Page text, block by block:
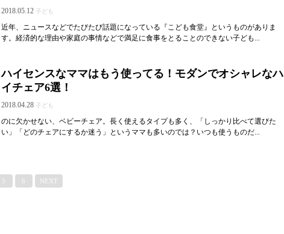
2018.05.12 子ども
近年、ニュースなどでたびたび話題になっている『こども食堂』というものがありま
す。経済的な理由や家庭の事情などで満足に食事をとることのできない子ども...
ハイセンスなママはもう使ってる！モダンでオシャレなハ
イチェア6選！
2018.04.28 子ども
のに欠かせない、ベビーチェア。長く使えるタイプも多く、「しっかり比べて選びた
い」「どのチェアにするか迷う」というママも多いのでは？いつも使うものだ...
5 6 NEXT